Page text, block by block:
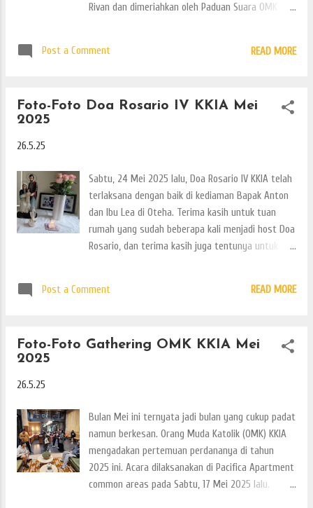
Rivan dan dimeriahkan oleh Paduan Suara OMK
itu? Terima kasih atas kehadiran seluruh umat.
Post a Comment READ MORE
Foto-Foto Doa Rosario IV KKIA Mei
2025
26.5.25
Sabtu, 24 Mei 2025 lalu, Doa Rosario IV KKIA telah
terlaksana dengan baik di kediaman Bapak Anton
dan Ibu Lea di Oteha. Terima kasih untuk tuan
rumah yang sudah beberapa kali menjadi host Doa
Rosario, dan terima kasih juga tentunya untuk
beberapa foto-fotonya.
Post a Comment READ MORE
Foto-Foto Gathering OMK KKIA Mei
2025
26.5.25
Bulan Mei ini ternyata jadi bulan yang cukup padat
namun berkesan. Orang Muda Katolik (OMK) KKIA
mengadakan pertemuan perdananya di tahun
2025 ini. Acara dilaksanakan di Pacifica Apartment
common areas pada Sabtu, 17 Mei 2025 lalu.